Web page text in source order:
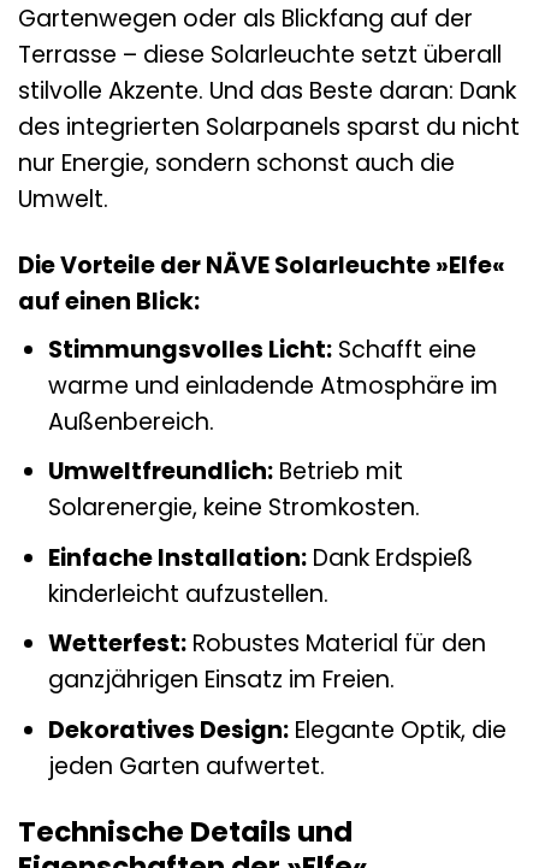
Gartenwegen oder als Blickfang auf der
Terrasse – diese Solarleuchte setzt überall
stilvolle Akzente. Und das Beste daran: Dank
des integrierten Solarpanels sparst du nicht
nur Energie, sondern schonst auch die
Umwelt.
Die Vorteile der NÄVE Solarleuchte »Elfe«
auf einen Blick:
Stimmungsvolles Licht:Schafft eine
warme und einladende Atmosphäre im
Außenbereich.
Umweltfreundlich:Betrieb mit
Solarenergie, keine Stromkosten.
Einfache Installation:Dank Erdspieß
kinderleicht aufzustellen.
Wetterfest:Robustes Material für den
ganzjährigen Einsatz im Freien.
Dekoratives Design:Elegante Optik, die
jeden Garten aufwertet.
Technische Details und